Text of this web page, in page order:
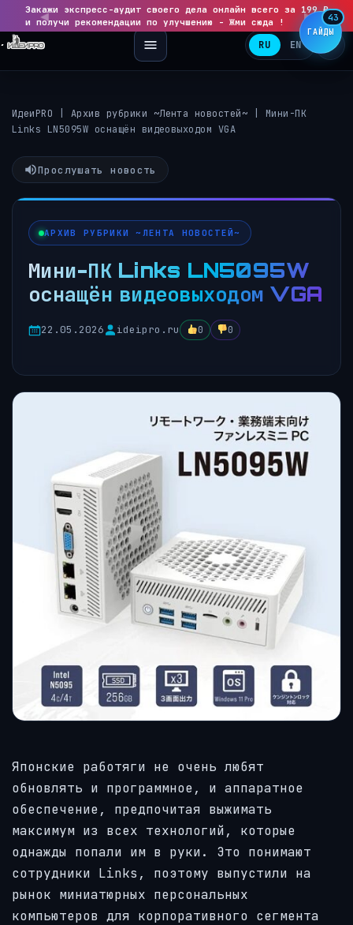
◀
Закажи экспресс-аудит своего дела онлайн всего за 199 ₽
и получи рекомендации по улучшению - Жми сюда !
▶
RU EN
ИдеиPRO Архив рубрики ~Лента новостей~
Мини-ПК
Links LN5095W оснащён видеовыходом VGA
Прослушать новость
АРХИВ РУБРИКИ ~ЛЕНТА НОВОСТЕЙ~
Мини-ПК Links LN5095W
оснащён видеовыходом VGA
22.05.2026 ideipro.ru 0 0
Японские работяги не очень любят
обновлять и программное, и аппаратное
обеспечение, предпочитая выжимать
максимум из всех технологий, которые
однажды попали им в руки. Это понимают
сотрудники Links, поэтому выпустили на
рынок миниатюрных персональных
компьютеров для корпоративного сегмента
ГАЙДЫ
43